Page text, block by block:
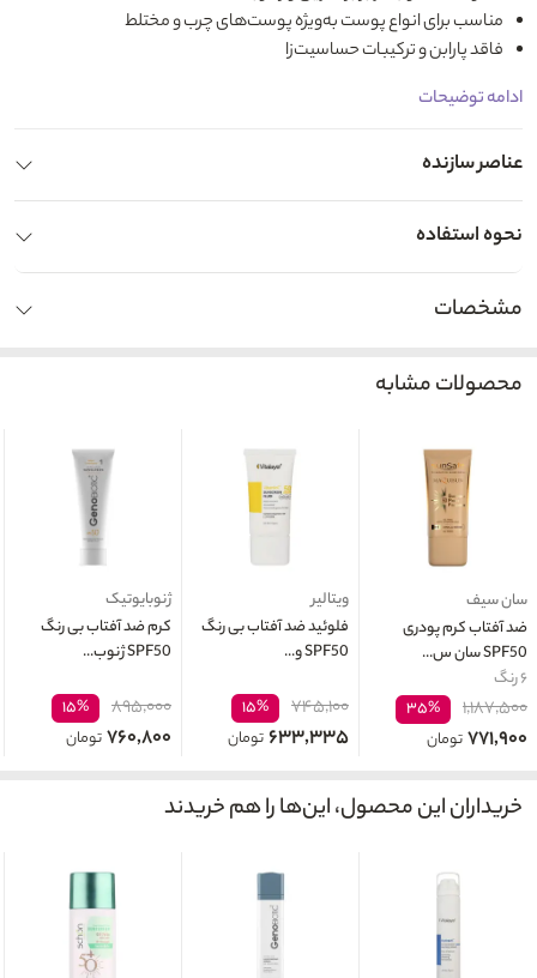
مناسب برای انواع پوست به‌ویژه پوست‌های چرب و مختلط
فاقد پارابن و ترکیبات حساسیت‌زا
ادامه توضیحات
عناصر سازنده
نحوه استفاده
مشخصات
محصولات مشابه
سان سیف
ضد آفتاب کرم پودری
SPF50 سان س...
۶ رنگ
۱,۱۸۷,۵۰۰ ۳۵%
۷۷۱,۹۰۰تومان
ویتالیر
فلوئید ضد آفتاب بی رنگ
SPF50 و...
۷۴۵,۱۰۰ ۱۵%
۶۳۳,۳۳۵تومان
ژنوبایوتیک
کرم ضد آفتاب بی رنگ
SPF50 ژنوب...
۸۹۵,۰۰۰ ۱۵%
۷۶۰,۸۰۰تومان
خریداران این محصول، این‌ها را هم خریدند